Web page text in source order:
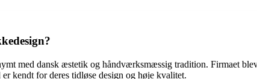
med dansk æstetik og håndværksmæssig tradition. Firmaet
kendt for deres tidløse design og høje kvalitet.